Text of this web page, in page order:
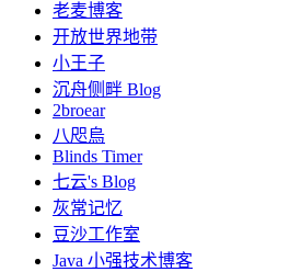
老麦博客
开放世界地带
小王子
沉舟侧畔 Blog
2broear
八咫烏
Blinds Timer
七云's Blog
灰常记忆
豆沙工作室
Java 小强技术博客